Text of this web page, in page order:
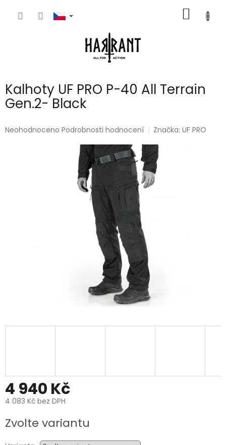
KOŠÍK
Kalhoty UF PRO P-40 All Terrain
Gen.2- Black
Průměrné
Neohodnoceno Podrobnosti hodnocení Značka:UF PRO
4 940 Kč
4 083 Kč bez DPH
cena:
Zvolte variantu